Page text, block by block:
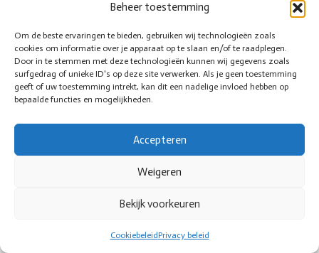
Beheer toestemming
Om de beste ervaringen te bieden, gebruiken wij technologieën zoals
cookies om informatie over je apparaat op te slaan en/of te raadplegen.
Door in te stemmen met deze technologieën kunnen wij gegevens zoals
surfgedrag of unieke ID's op deze site verwerken. Als je geen toestemming
geeft of uw toestemming intrekt, kan dit een nadelige invloed hebben op
bepaalde functies en mogelijkheden.
Accepteren
Weigeren
Bekijk voorkeuren
CookiebeleidPrivacy beleid
© 2026 Cirkeltoezicht